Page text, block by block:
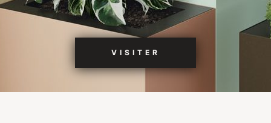
VISITER